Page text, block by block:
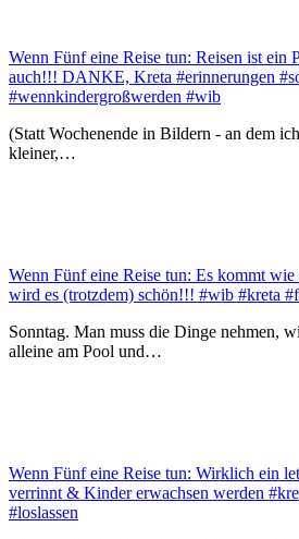
Wenn Fünf eine Reise tun: Reisen ist ein
auch!!! DANKE, Kreta #erinnerungen
#wennkindergroßwerden #wib
(Statt Wochenende in Bildern - an dem
kleiner,…
Wenn Fünf eine Reise tun: Es kommt wie
wird es (trotzdem) schön!!! #wib #kreta
Sonntag. Man muss die Dinge nehmen,
alleine am Pool und…
Wenn Fünf eine Reise tun: Wirklich ein
verrinnt & Kinder erwachsen werden
#loslassen